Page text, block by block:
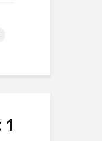
1 comment